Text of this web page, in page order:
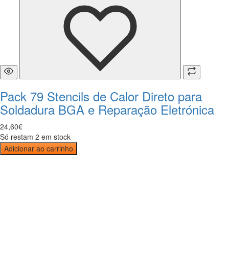
Pack 79 Stencils de Calor Direto para
Soldadura BGA e Reparação Eletrónica
24,60€
Só restam 2 em stock
Adicionar ao carrinho